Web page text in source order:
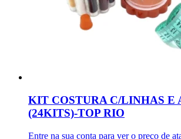
KIT COSTURA C/LINHAS E
(24KITS)-TOP RIO
Entre na sua conta para ver o preço de